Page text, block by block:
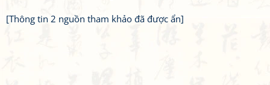
[Thông tin 2 nguồn tham khảo đã được ẩn]